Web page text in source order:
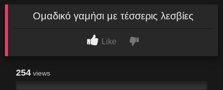
Ομαδικό γαμήσι με τέσσερις λεσβίες
Like
254 views